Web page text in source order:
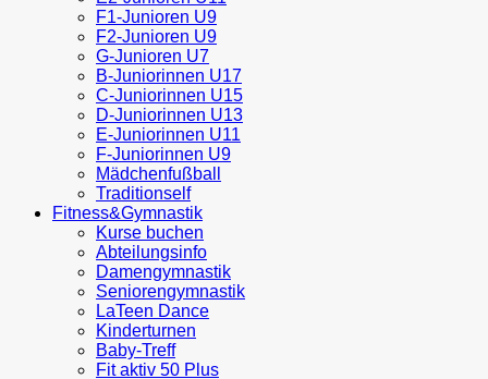
F1-Junioren U9
F2-Junioren U9
G-Junioren U7
B-Juniorinnen U17
C-Juniorinnen U15
D-Juniorinnen U13
E-Juniorinnen U11
F-Juniorinnen U9
Mädchenfußball
Traditionself
Fitness&Gymnastik
Kurse buchen
Abteilungsinfo
Damengymnastik
Seniorengymnastik
LaTeen Dance
Kinderturnen
Baby-Treff
Fit aktiv 50 Plus